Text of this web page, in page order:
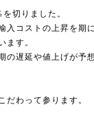
切りました。
入コストの上昇を期
ます。
の遅延や値上げが予
だわって参ります。